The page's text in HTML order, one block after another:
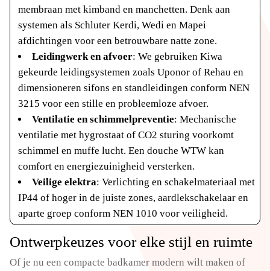
membraan met kimband en manchetten. Denk aan
systemen als Schluter Kerdi, Wedi en Mapei
afdichtingen voor een betrouwbare natte zone.
Leidingwerk en afvoer: We gebruiken Kiwa
gekeurde leidingsystemen zoals Uponor of Rehau en
dimensioneren sifons en standleidingen conform NEN
3215 voor een stille en probleemloze afvoer.
Ventilatie en schimmelpreventie: Mechanische
ventilatie met hygrostaat of CO2 sturing voorkomt
schimmel en muffe lucht. Een douche WTW kan
comfort en energiezuinigheid versterken.
Veilige elektra: Verlichting en schakelmateriaal met
IP44 of hoger in de juiste zones, aardlekschakelaar en
aparte groep conform NEN 1010 voor veiligheid.
Ontwerpkeuzes voor elke stijl en ruimte
Of je nu een compacte badkamer modern wilt maken of